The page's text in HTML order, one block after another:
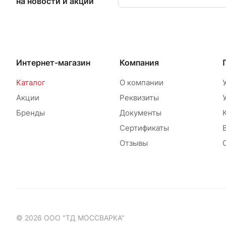
Интернет-магазин
Каталог
Акции
Бренды
Компания
О компании
Реквизиты
Документы
Сертификаты
Отзывы
© 2026 ООО "ТД МОССВАРКА"